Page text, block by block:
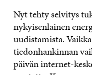
Nyt tehty selvitys
nykyisenlainen
uudistamista.
tiedonhankinnan
päivän internet-